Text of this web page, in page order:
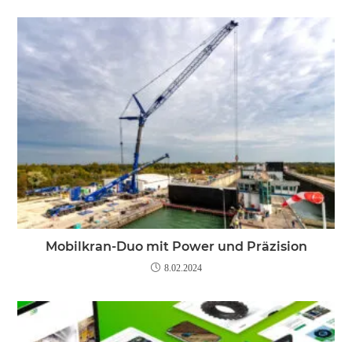
Mobilkran-Duo mit Power und Präzision
8.02.2024